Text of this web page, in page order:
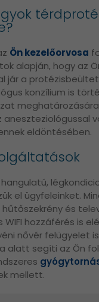
Ön kezelőorvosa
alapján, hogy az
jár a
konzílium is
aneszteziológussal
eldöntésében.
el ügyfeleinket.
és
hozzáférés is
nővér felügyelet
alatt segíti az Ön
mellett.